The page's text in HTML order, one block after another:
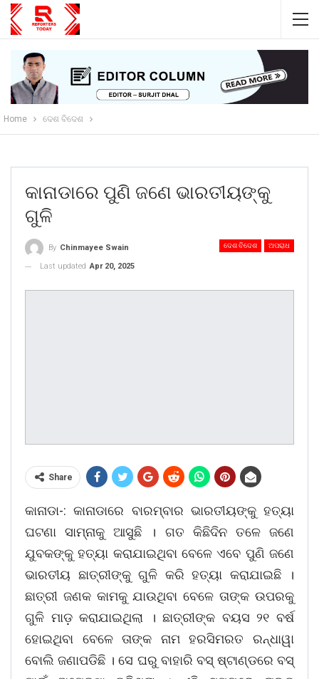
Home ଦେଶ ବିଦେଶ
କାନାଡାରେ ପୁଣି ଜଣେ ଭାରତୀୟଙ୍କୁ
ଗୁଳି
ଦେଶ ବିଦେଶ ଅପରାଧ
By Chinmayee Swain
Last updated Apr 20, 2025
Share
କାନାଡା-: କାନାଡାରେ ବାରମ୍ବାର ଭାରତୀୟଙ୍କୁ ହତ୍ୟା
ଘଟଣା ସାମ୍ନାକୁ ଆସୁଛି । ଗତ କିଛିଦିନ ତଳେ ଜଣେ
ଯୁବକଙ୍କୁ ହତ୍ୟା କରାଯାଇଥିବା ବେଳେ ଏବେ ପୁଣି ଜଣେ
ଭାରତୀୟ ଛାତ୍ରୀଙ୍କୁ ଗୁଳି କରି ହତ୍ୟା କରାଯାଇଛି ।
ଛାତ୍ରୀ ଜଣକ କାମକୁ ଯାଉଥିବା ବେଳେ ତାଙ୍କ ଉପରକୁ
ଗୁଳି ମାଡ଼ କରାଯାଇଥିଲା । ଛାତ୍ରୀଙ୍କ ବୟସ ୨୧ ବର୍ଷ
ହୋଇଥିବା ବେଳେ ତାଙ୍କ ନାମ ହରସିମରତ ରନ୍ଧାୱା
ବୋଲି ଜଣାପଡିଛି । ସେ ଘରୁ ବାହାରି ବସ୍ ଷ୍ଟାଣ୍ଡରେ ବସ୍